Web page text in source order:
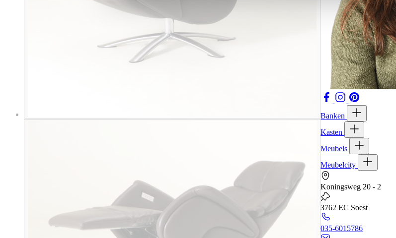
Banken
Kasten
Meubels
Meubelcity
Koningsweg 20 - 2
3762 EC Soest
035-6015786